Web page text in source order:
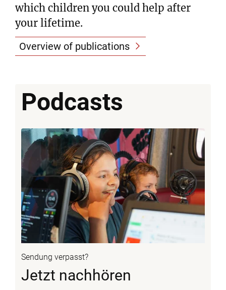
which children you could help after
your lifetime.
Overview of publications
Podcasts
Sendung verpasst?
Jetzt nachhören